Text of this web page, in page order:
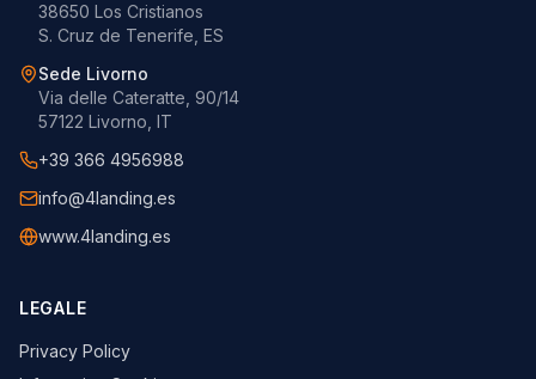
38650 Los Cristianos
S. Cruz de Tenerife, ES
Sede Livorno
Via delle Cateratte, 90/14
57122 Livorno, IT
+39 366 4956988
info@4landing.es
www.4landing.es
LEGALE
Privacy Policy